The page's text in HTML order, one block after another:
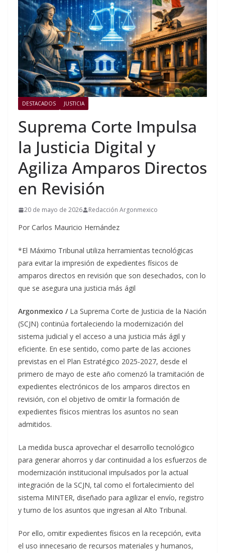
DESTACADOS JUSTICIA
Suprema Corte Impulsa
la Justicia Digital y
Agiliza Amparos Directos
en Revisión
20 de mayo de 2026 Redacción Argonmexico
Por Carlos Mauricio Hernández
*El Máximo Tribunal utiliza herramientas tecnológicas
para evitar la impresión de expedientes físicos de
amparos directos en revisión que son desechados, con lo
que se asegura una justicia más ágil
Argonmexico / La Suprema Corte de Justicia de la Nación
(SCJN) continúa fortaleciendo la modernización del
sistema judicial y el acceso a una justicia más ágil y
eficiente. En ese sentido, como parte de las acciones
previstas en el Plan Estratégico 2025-2027, desde el
primero de mayo de este año comenzó la tramitación de
expedientes electrónicos de los amparos directos en
revisión, con el objetivo de omitir la formación de
expedientes físicos mientras los asuntos no sean
admitidos.
La medida busca aprovechar el desarrollo tecnológico
para generar ahorros y dar continuidad a los esfuerzos de
modernización institucional impulsados por la actual
integración de la SCJN, tal como el fortalecimiento del
sistema MINTER, diseñado para agilizar el envío, registro
y turno de los asuntos que ingresan al Alto Tribunal.
Por ello, omitir expedientes físicos en la recepción, evita
el uso innecesario de recursos materiales y humanos,